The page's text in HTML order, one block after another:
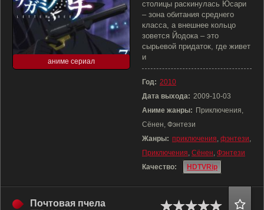
аниме сериал
столицы раскинулась Юсари
– зона обитания среднего
класса, а внешнее кольцо
зовется Йодока – это
сырьевой придаток, где живет
и
Год: 2010
Дата выхода: 2009-10-03
Аниме жанры: Приключения,
Сёнен, Фэнтези
Жанры: приключения, фэнтези,
Приключения, Сёнен, Фэнтези
Качество:
HDTVRip
Почтовая пчела